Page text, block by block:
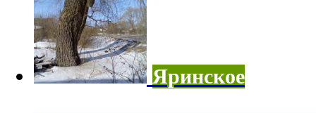
Яринское